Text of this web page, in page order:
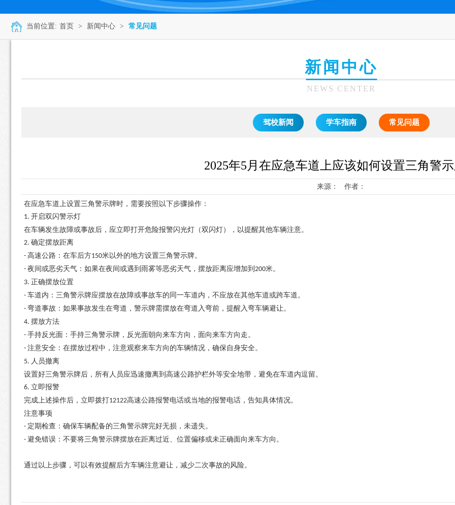
当前位置: 首页 > 新闻中心 > 常见问题
新闻中心
NEWS CENTER
驾校新闻 学车指南 常见问题
2025年5月在应急车道上应该如何设置三角警
来源： 作者：
在应急车道上设置三角警示牌时，需要按照以下步骤操作：
1. 开启双闪警示灯
在车辆发生故障或事故后，应立即打开危险报警闪光灯（双闪灯），以提醒其他车辆注意。
2. 确定摆放距离
- 高速公路：在车后方150米以外的地方设置三角警示牌。
- 夜间或恶劣天气：如果在夜间或遇到雨雾等恶劣天气，摆放距离应增加到 200米。
3. 正确摆放位置
- 车道内：三角警示牌应摆放在故障或事故车的同一车道内，不应放在其他车道或跨车道。
- 弯道事故：如果事故发生在弯道，警示牌需摆放在弯道入弯前，提醒入弯车辆避让。
4. 摆放方法
- 手持反光面：手持三角警示牌，反光面朝向来车方向，面向来车方向走。
- 注意安全：在摆放过程中，注意观察来车方向的车辆情况，确保自身安全。
5. 人员撤离
设置好三角警示牌后，所有人员应迅速撤离到高速公路护栏外等安全地带，避免在车道内逗留。
6. 立即报警
完成上述操作后，立即拨打12122高速公路报警电话或当地的报警电话，告知具体情况。
注意事项
- 定期检查：确保车辆配备的三角警示牌完好无损，未遗失。
- 避免错误：不要将三角警示牌摆放在距离过近、位置偏移或未正确面向来车方向。
通过以上步骤，可以有效提醒后方车辆注意避让，减少二次事故的风险。